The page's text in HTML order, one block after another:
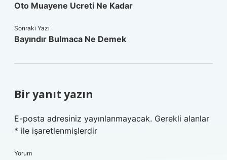
Oto Muayene Ucreti Ne Kadar
Sonraki Yazı
Bayındır Bulmaca Ne Demek
Bir yanıt yazın
E-posta adresiniz yayınlanmayacak. Gerekli alanlar
* ile işaretlenmişlerdir
Yorum